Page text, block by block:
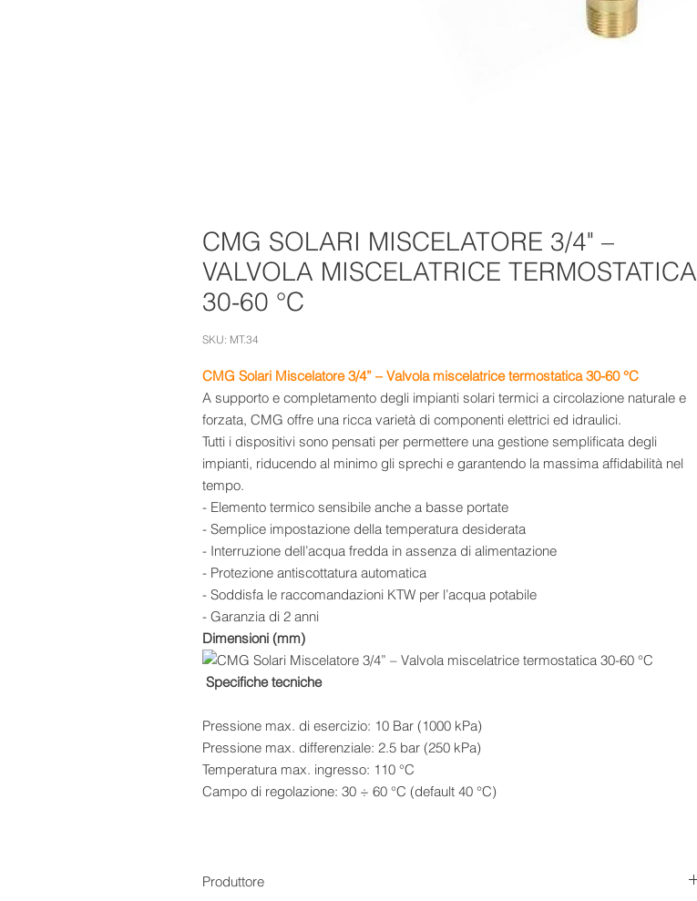
CMG SOLARI MISCELATORE 3/4" –
VALVOLA MISCELATRICE TERMOSTATICA
30-60 °C
SKU: MT.34
CMG Solari Miscelatore 3/4” – Valvola miscelatrice termostatica 30-60 °C
A supporto e completamento degli impianti solari termici a circolazione naturale e
forzata, CMG offre una ricca varietà di componenti elettrici ed idraulici.
Tutti i dispositivi sono pensati per permettere una gestione semplificata degli
impianti, riducendo al minimo gli sprechi e garantendo la massima affidabilità nel
tempo.
- Elemento termico sensibile anche a basse portate
- Semplice impostazione della temperatura desiderata
- Interruzione dell’acqua fredda in assenza di alimentazione
- Protezione antiscottatura automatica
- Soddisfa le raccomandazioni KTW per l’acqua potabile
- Garanzia di 2 anni
Dimensioni (mm)
Specifiche tecniche
Pressione max. di esercizio: 10 Bar (1000 kPa)
Pressione max. differenziale: 2.5 bar (250 kPa)
Temperatura max. ingresso: 110 °C
Campo di regolazione: 30 ÷ 60 °C (default 40 °C)
Materiale: Corpo in ottone resistente alla dezincatura, nichelato. Molla in acciaio
Produttore